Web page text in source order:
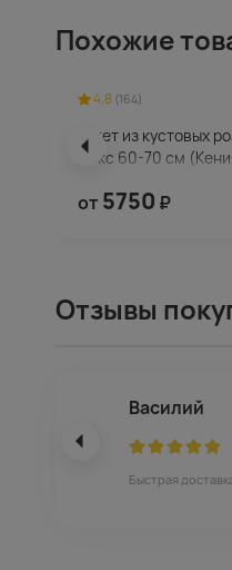
Похожие
4.8 (164)
Букет из кустовых
микс 60-70 см
от 5750 ₽
Отзывы
Василий
Быстрая